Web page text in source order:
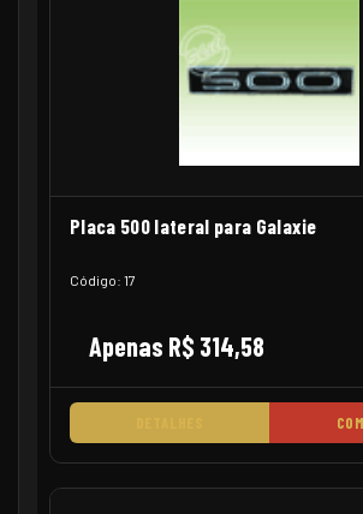
Placa 500 lateral para Galaxie
Código: 17
Apenas R$ 314,58